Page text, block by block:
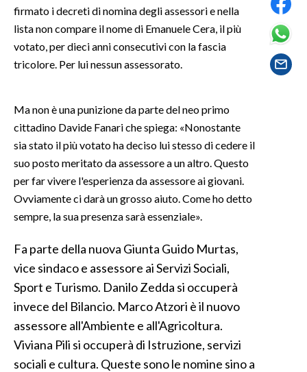
GOSSIP
SARDI NEL MONDO
NOTIZIE
EVENTI
#CARAUNIONE
3 MINUTI CON
INSULARITÀ
ABBONATI
ANNUNCI
NECROLOGI
PUBBLICITÀ
firmato i decreti di nomina degli assessori e nella
lista non compare il nome di Emanuele Cera, il più
votato, per dieci anni consecutivi con la fascia
tricolore. Per lui nessun assessorato.
Ma non è una punizione da parte del neo primo
cittadino Davide Fanari che spiega: «Nonostante
sia stato il più votato ha deciso lui stesso di cedere il
suo posto meritato da assessore a un altro. Questo
per far vivere l'esperienza da assessore ai giovani.
Ovviamente ci darà un grosso aiuto. Come ho detto
sempre, la sua presenza sarà essenziale».
Fa parte della nuova Giunta Guido Murtas,
vice sindaco e assessore ai Servizi Sociali,
Sport e Turismo. Danilo Zedda si occuperà
invece del Bilancio. Marco Atzori è il nuovo
assessore all'Ambiente e all'Agricoltura.
Viviana Pili si occuperà di Istruzione, servizi
sociali e cultura. Queste sono le nomine sino a